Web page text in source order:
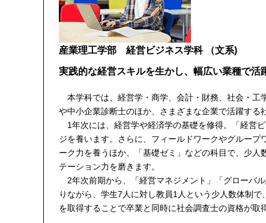
産業理工学部 経営ビジネス学科 （文系)
実践的な経営スキルを生かし、幅広い業種で活
本学科では、経営学・商学、会計・財務、社会・工
や中小企業診断士のほか、さまざまな企業で活躍する
1年次には、経営学や経済学の基礎を修得。「経営
ジを養います。さらに、フィールドワークやグルー
ーク力を養うほか、「基礎ゼミ」などの科目で、少
テーション力を磨きます。
2年次前期から、「経営マネジメント」「グローバ
りながら、学生7人に対し教員1人という少人数体制
を取得することで卒業と同時に社会調査士の資格が取